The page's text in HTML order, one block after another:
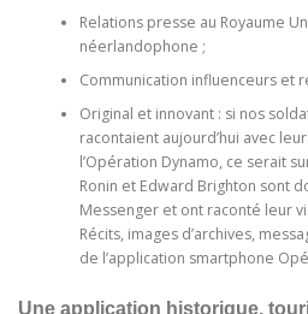
Relations presse au Royaume
néerlandophone ;
Communication influenceurs et
Original et innovant : si nos
racontaient aujourd’hui avec
l’Opération Dynamo, ce serait
Ronin et Edward Brighton sont
Messenger et ont raconté leur
Récits, images d’archives,
de l’application smartphone
Une application historique,